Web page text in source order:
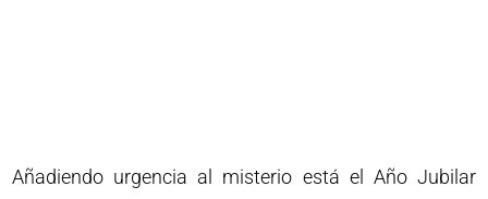
Añadiendo urgencia al misterio está el Año Jubilar